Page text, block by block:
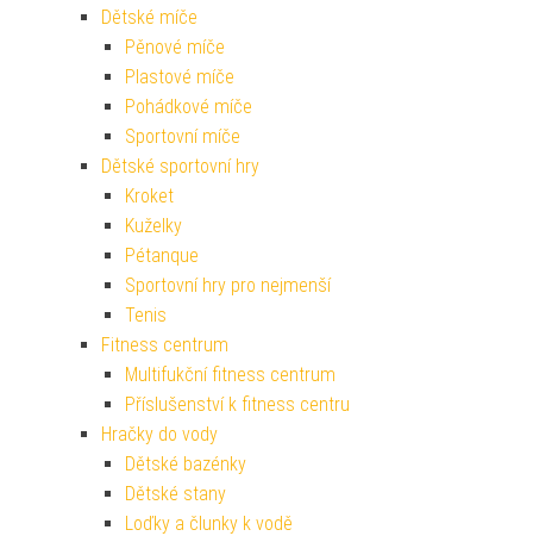
Dětské míče
Pěnové míče
Plastové míče
Pohádkové míče
Sportovní míče
Dětské sportovní hry
Kroket
Kuželky
Pétanque
Sportovní hry pro nejmenší
Tenis
Fitness centrum
Multifukční fitness centrum
Příslušenství k fitness centru
Hračky do vody
Dětské bazénky
Dětské stany
Loďky a člunky k vodě